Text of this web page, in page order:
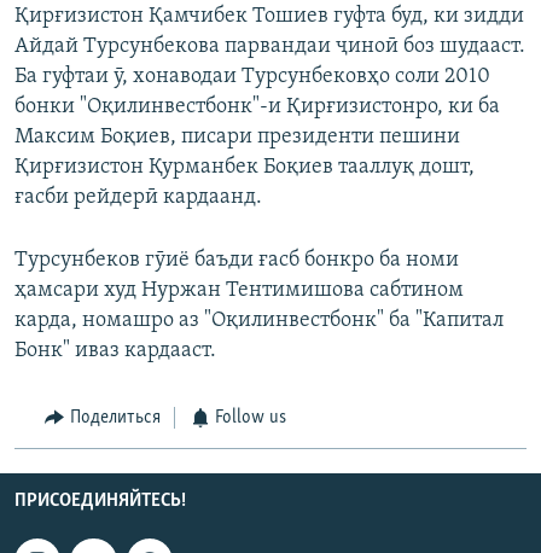
Қирғизистон Қамчибек Тошиев гуфта буд, ки зидди
Айдай Турсунбекова парвандаи ҷиноӣ боз шудааст.
Ба гуфтаи ӯ, хонаводаи Турсунбековҳо соли 2010
бонки "Оқилинвестбонк"-и Қирғизистонро, ки ба
Максим Боқиев, писари президенти пешини
Қирғизистон Қурманбек Боқиев тааллуқ дошт,
ғасби рейдерӣ кардаанд.
Турсунбеков гӯиё баъди ғасб бонкро ба номи
ҳамсари худ Нуржан Тентимишова сабтином
карда, номашро аз "Оқилинвестбонк" ба "Капитал
Бонк" иваз кардааст.
Поделиться Follow us
ПРИСОЕДИНЯЙТЕСЬ!